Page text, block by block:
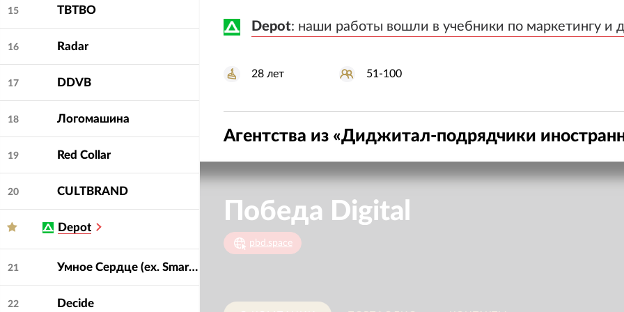
15 TBTBO
16 Radar
17 DDVB
18 Логомашина
19 Red Collar
20 CULTBRAND
Depot
21 Умное Сердце (ex. SmartHeart)
22 Decide
Depot: наши работы вошли в учебники по маркетингу и
Depot: наши работы вошли в учебники по маркетингу и
28 лет 51-100
Агентства из «Диджитал-подрядчики
Победа Digital
pbd.space